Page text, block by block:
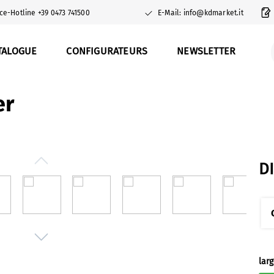
Hotline +39 0473 741500 E-Mail: info@kdmarket.it
CONFIGURATEURS NEWSLETTER